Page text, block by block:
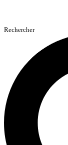
Rechercher